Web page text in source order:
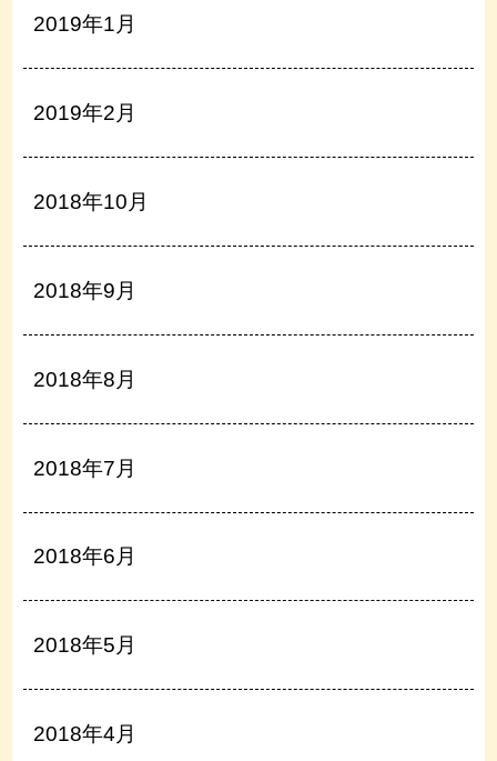
2019年1月
2019年2月
2018年10月
2018年9月
2018年8月
2018年7月
2018年6月
2018年5月
2018年4月